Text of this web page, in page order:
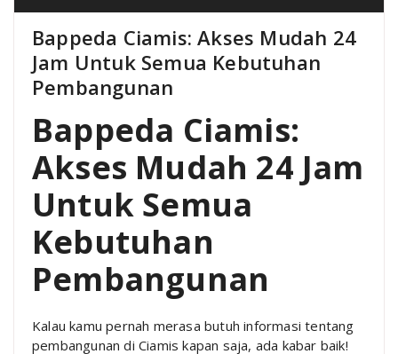
Bappeda Ciamis: Akses Mudah 24
Jam Untuk Semua Kebutuhan
Pembangunan
Bappeda Ciamis:
Akses Mudah 24 Jam
Untuk Semua
Kebutuhan
Pembangunan
Kalau kamu pernah merasa butuh informasi tentang
pembangunan di Ciamis kapan saja, ada kabar baik!